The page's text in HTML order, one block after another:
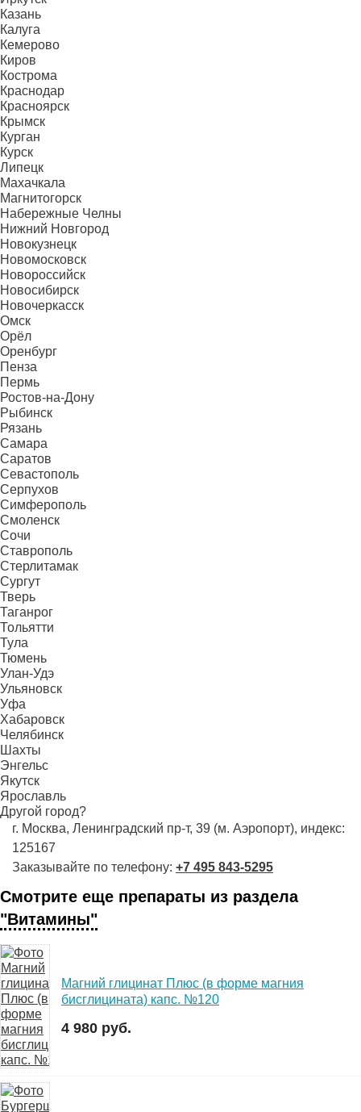
Казань
Калуга
Кемерово
Киров
Кострома
Краснодар
Красноярск
Крымск
Курган
Курск
Липецк
Махачкала
Магнитогорск
Набережные Челны
Нижний Новгород
Новокузнецк
Новомосковск
Новороссийск
Новосибирск
Новочеркасск
Омск
Орёл
Оренбург
Пенза
Пермь
Ростов-на-Дону
Рыбинск
Рязань
Самара
Саратов
Севастополь
Серпухов
Симферополь
Смоленск
Сочи
Ставрополь
Стерлитамак
Сургут
Тверь
Таганрог
Тольятти
Тула
Тюмень
Улан-Удэ
Ульяновск
Уфа
Хабаровск
Челябинск
Шахты
Энгельс
Якутск
Ярославль
Другой город?
г. Москва, Ленинградский пр-т, 39 (м. Аэропорт), индекс:
125167
Заказывайте по телефону: +7 495 843-5295
Смотрите еще препараты из раздела
"Витамины"
Магний глицинат Плюс (в форме магния
бисглицината) капс. №120
4 980 руб.